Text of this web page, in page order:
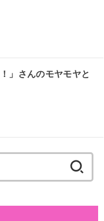
！」さんのモヤモヤと